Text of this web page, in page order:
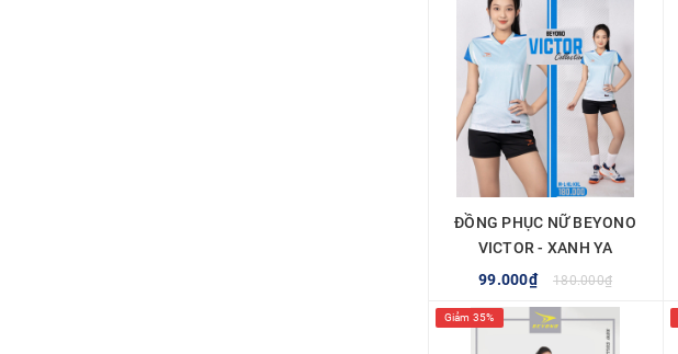
TÙY CHỌN
ĐỒNG PHỤC NỮ BEYONO
VICTOR - XANH YA
99.000₫
180.000₫
TÙY CHỌN
Giảm 35%